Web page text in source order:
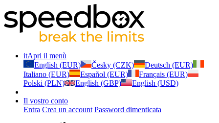
itApri il menù
English (EUR)
Česky (CZK)
Deutsch (EUR)
Italiano (EUR)
Español (EUR)
Français (EUR)
Polski (PLN)
English (GBP) English (USD)
Il vostro conto
Entra Crea un account Password dimenticata